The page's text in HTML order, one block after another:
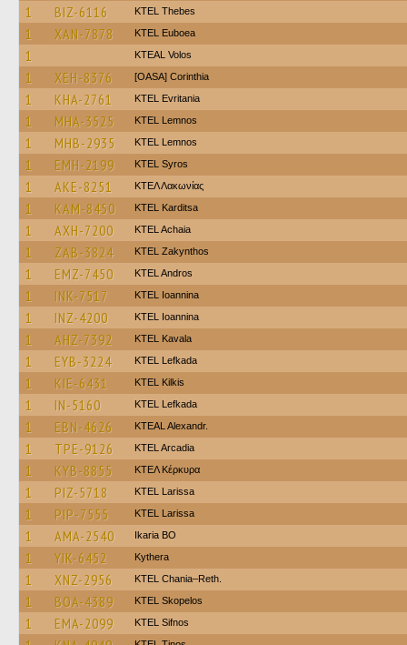
1 BIZ-6116 KTEL Thebes
1 XAN-7878 ΚΤΕL Euboea
1 KTEAL Volos
1 XEH-8376 [OASA] Corinthia
1 KHA-2761 ΚΤΕL Evritania
1 MHA-3525 KTEL Lemnos
1 MHB-2935 KTEL Lemnos
1 EMH-2199 KTEL Syros
1 AKE-8251 ΚΤΕΛ Λακωνίας
1 KAM-8450 ΚΤΕL Karditsa
1 AXH-7200 KTEL Achaia
1 ZAB-3824 KTEL Zakynthos
1 EMZ-7450 KTEL Andros
1 INK-7517 KTEL Ioannina
1 INZ-4200 KTEL Ioannina
1 AHZ-7392 KTEL Kavala
1 EYB-3224 KTEL Lefkada
1 KIE-6431 KTEL Kilkis
1 IN-5160 KTEL Lefkada
1 EBN-4626 KTEAL Alexandr.
1 TPE-9126 KTEL Arcadia
1 KYB-8855 ΚΤΕΛ Κέρκυρα
1 PIZ-5718 KTEL Larissa
1 PIP-7555 KTEL Larissa
1 AMA-2540 Ikaria BO
1 YIK-6452 Kythera
1 XNZ-2956 KTEL Chania–Reth.
1 BOA-4389 KTEL Skopelos
1 EMA-2099 KTEL Sifnos